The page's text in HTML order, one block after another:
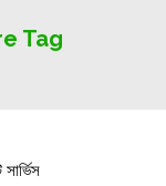
Tag